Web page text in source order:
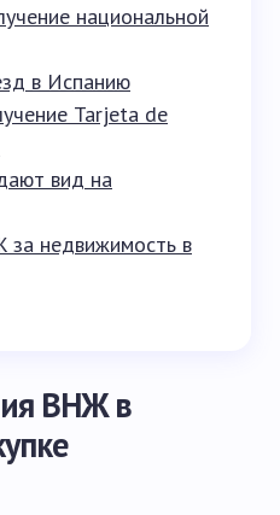
национальной
в Испанию
Tarjeta de
вид на
недвижимость в
ВНЖ в